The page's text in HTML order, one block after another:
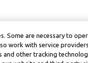
Some are necessary to
work with service
and other tracking